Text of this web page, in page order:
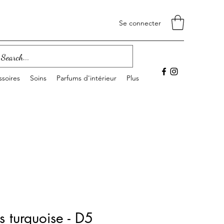
Se connecter
Soins Parfums d'intérieur Plus
turquoise - D5